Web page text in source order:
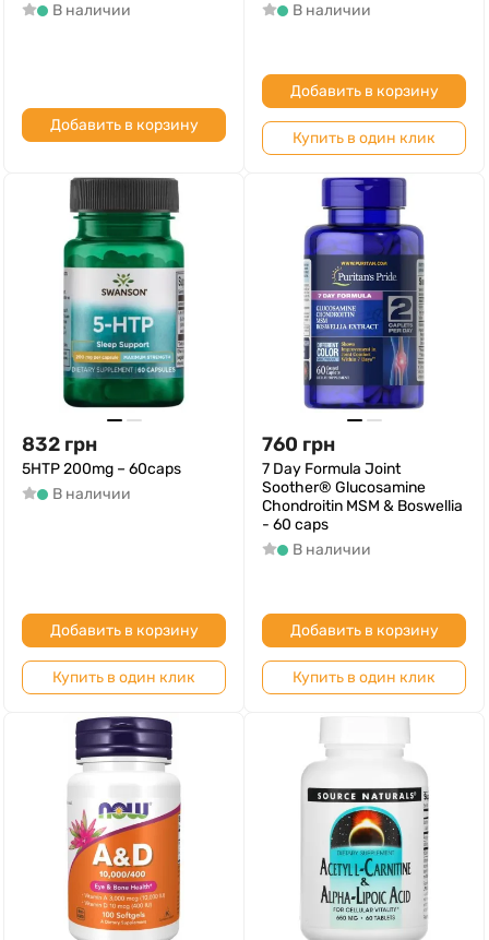
В наличии
Добавить в корзину
В наличии
Добавить в корзину
Купить в один клик
832 грн
5HTP 200mg – 60caps
В наличии
Добавить в корзину
Купить в один клик
760 грн
7 Day Formula Joint
Soother® Glucosamine
Chondroitin MSM & Boswellia
- 60 caps
В наличии
Добавить в корзину
Купить в один клик